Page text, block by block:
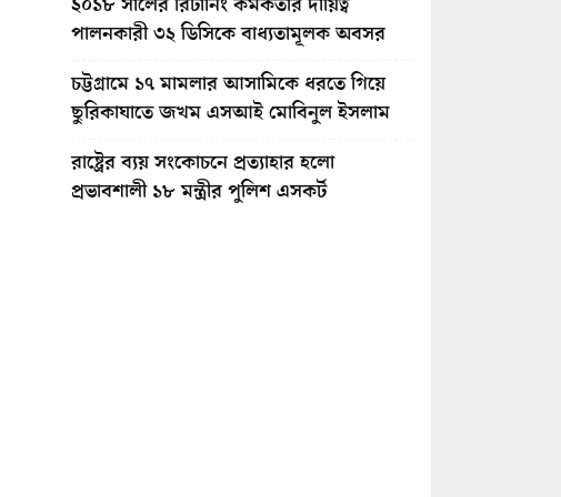
পালনকারী ৩২ ডিসিকে বাধ্যতামূলক অবসর
চট্টগ্রামে ১৭ মামলার আসামিকে ধরতে গিয়ে
ছুরিকাঘাতে জখম এসআই মোবিনুল ইসলাম
রাষ্ট্রের ব্যয় সংকোচনে প্রত্যাহার হলো
প্রভাবশালী ১৮ মন্ত্রীর পুলিশ এসকর্ট